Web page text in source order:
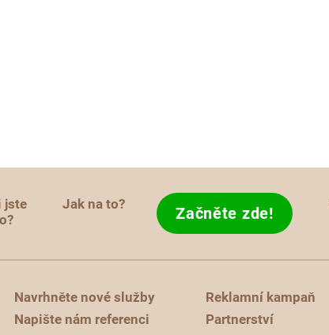
jste
Jak na to? Začněte zde!
Navrhněte nové služby
Napište nám referenci
Reklamní kampaň
Partnerství